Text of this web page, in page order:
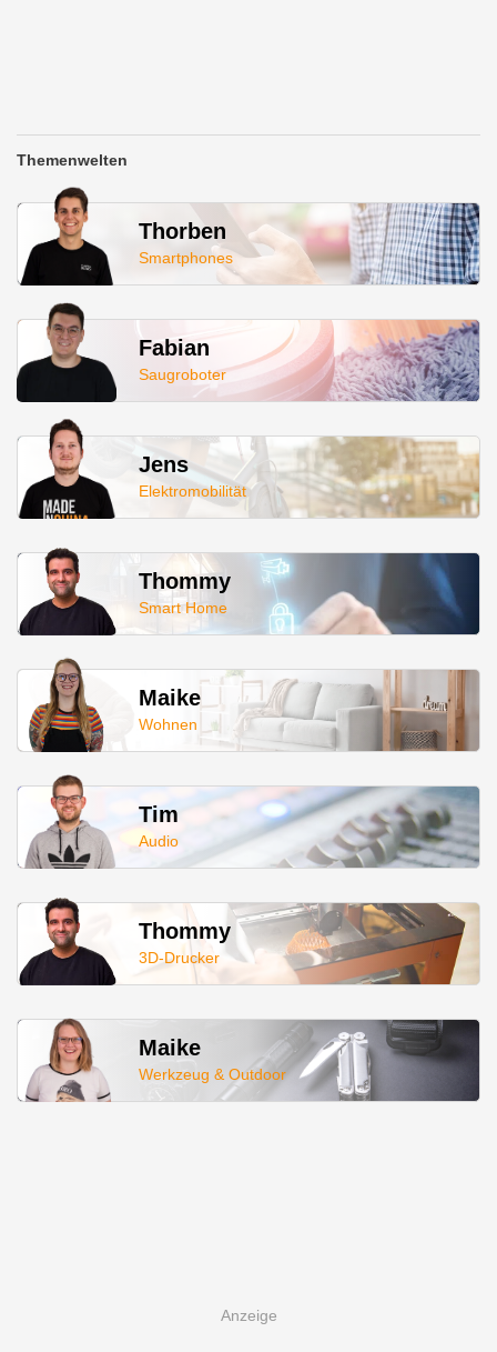
Themenwelten
Thorben
Smartphones
Fabian
Saugroboter
Jens
Elektromobilität
Thommy
Smart Home
Maike
Wohnen
Tim
Audio
Thommy
3D-Drucker
Maike
Werkzeug & Outdoor